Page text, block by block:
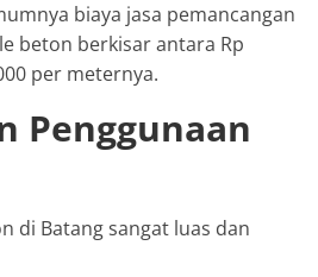
biaya jasa pemancangan
beton berkisar antara Rp
per meternya.
Penggunaan
di Batang sangat luas dan